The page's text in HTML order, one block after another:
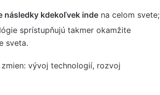
následky kdekoľvek inde na celom svete;
sprístupňujú takmer okamžite
sveta.
vývoj technologií, rozvoj